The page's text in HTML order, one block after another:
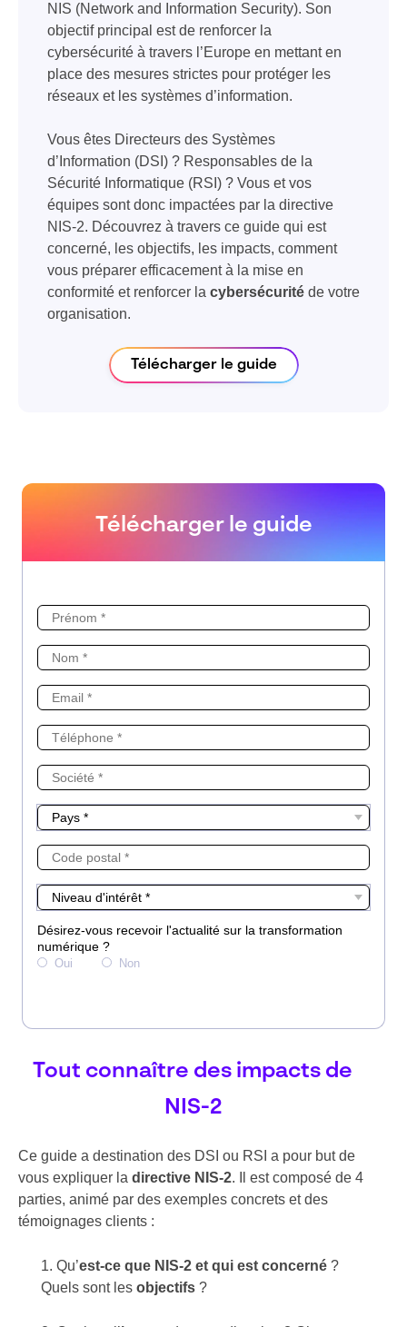
NIS (Network and Information Security). Son
objectif principal est de renforcer la
cybersécurité à travers l’Europe en mettant en
place des mesures strictes pour protéger les
réseaux et les systèmes d’information.
Vous êtes Directeurs des Systèmes
d’Information (DSI) ? Responsables de la
Sécurité Informatique (RSI) ? Vous et vos
équipes sont donc impactées par la directive
NIS-2. Découvrez à travers ce guide qui est
concerné, les objectifs, les impacts, comment
vous préparer efficacement à la mise en
conformité et renforcer la cybersécurité de votre
organisation.
Télécharger le guide
Télécharger le guide
Tout connaître des impacts de
NIS-2
Ce guide a destination des DSI ou RSI a pour but de
vous expliquer la directive NIS-2. Il est composé de 4
parties, animé par des exemples concrets et des
témoignages clients :
Qu’est-ce que NIS-2 et qui est concerné ?
Quels sont les objectifs ?